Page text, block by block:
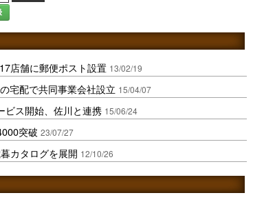
店舗に郵便ポスト設置 13/02/19
宅配で共同事業会社設立 15/04/07
ビス開始、佐川と連携 15/06/24
突破 23/07/27
カタログを展開 12/10/26